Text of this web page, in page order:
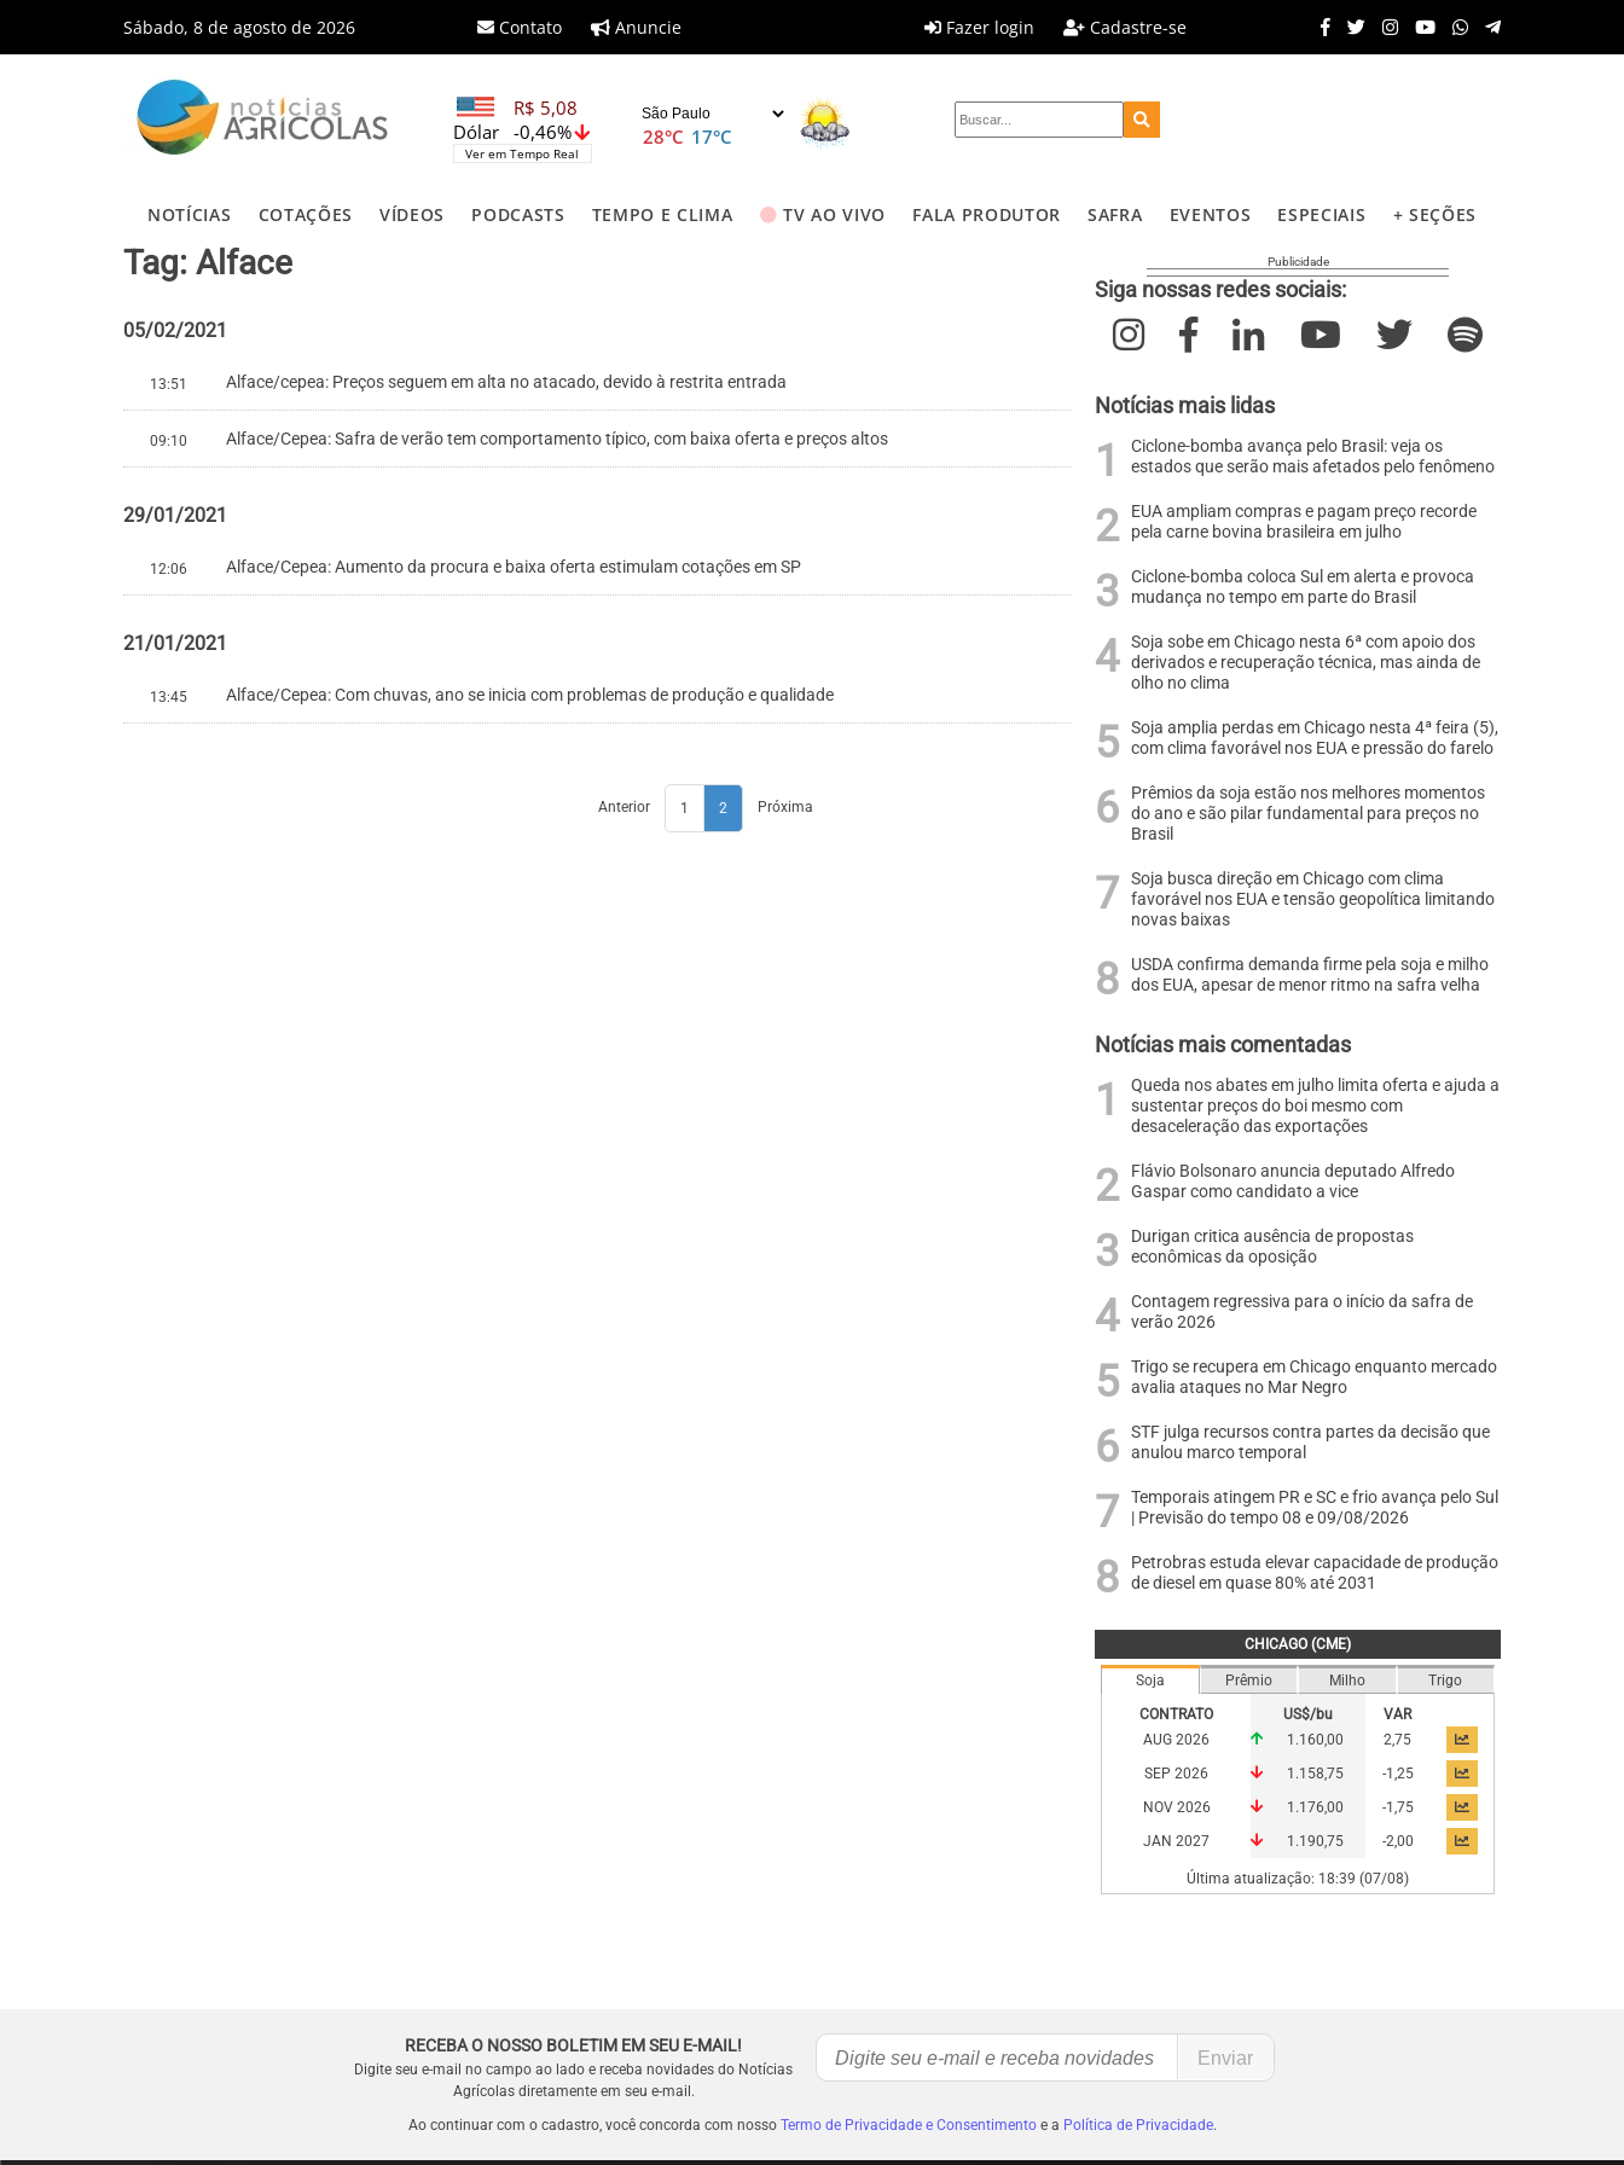
Sábado, 8 de agosto de 2026 Contato Anuncie Fazer login Cadastre-se
R$ 5,08
-0,46%
Dólar
Ver em Tempo Real
28°C 17°C
NOTÍCIAS COTAÇÕES VÍDEOS PODCASTS TEMPO E CLIMA TV AO VIVO FALA PRODUTOR SAFRA EVENTOS ESPECIAIS + SEÇÕES
Tag: Alface
05/02/2021
13:51 Alface/cepea: Preços seguem em alta no atacado, devido à restrita entrada
09:10 Alface/Cepea: Safra de verão tem comportamento típico, com baixa oferta e preços altos
29/01/2021
12:06 Alface/Cepea: Aumento da procura e baixa oferta estimulam cotações em SP
21/01/2021
13:45 Alface/Cepea: Com chuvas, ano se inicia com problemas de produção e qualidade
Anterior 1 2 Próxima
Siga nossas redes sociais:
Notícias mais lidas
Ciclone-bomba avança pelo Brasil: veja os
estados que serão mais afetados pelo fenômeno
EUA ampliam compras e pagam preço recorde
pela carne bovina brasileira em julho
Ciclone-bomba coloca Sul em alerta e provoca
mudança no tempo em parte do Brasil
Soja sobe em Chicago nesta 6ª com apoio dos
derivados e recuperação técnica, mas ainda de
olho no clima
Soja amplia perdas em Chicago nesta 4ª feira (5),
com clima favorável nos EUA e pressão do farelo
Prêmios da soja estão nos melhores momentos
do ano e são pilar fundamental para preços no
Brasil
Soja busca direção em Chicago com clima
favorável nos EUA e tensão geopolítica limitando
novas baixas
USDA confirma demanda firme pela soja e milho
dos EUA, apesar de menor ritmo na safra velha
Notícias mais comentadas
Queda nos abates em julho limita oferta e ajuda a
sustentar preços do boi mesmo com
desaceleração das exportações
Flávio Bolsonaro anuncia deputado Alfredo
Gaspar como candidato a vice
Durigan critica ausência de propostas
econômicas da oposição
Contagem regressiva para o início da safra de
verão 2026
Trigo se recupera em Chicago enquanto mercado
avalia ataques no Mar Negro
STF julga recursos contra partes da decisão que
anulou marco temporal
Temporais atingem PR e SC e frio avança pelo Sul
| Previsão do tempo 08 e 09/08/2026
Petrobras estuda elevar capacidade de produção
de diesel em quase 80% até 2031
CHICAGO (CME)
Soja Prêmio Milho
Trigo
CONTRATO
US$/bu
VAR
AUG 2026
1.160,00
2,75
SEP 2026
1.158,75
-1,25
NOV 2026
1.176,00
-1,75
JAN 2027
1.190,75 -2,00
Última atualização: 18:39 (07/08)
RECEBA O NOSSO BOLETIM EM SEU E-MAIL!
Digite seu e-mail no campo ao lado e receba novidades do Notícias
Agrícolas diretamente em seu e-mail.
Ao continuar com o cadastro, você concorda com nosso Termo de Privacidade e Consentimentoe a Política de Privacidade.